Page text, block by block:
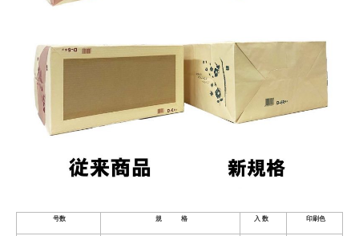
号数 規 格 入 数 印刷色